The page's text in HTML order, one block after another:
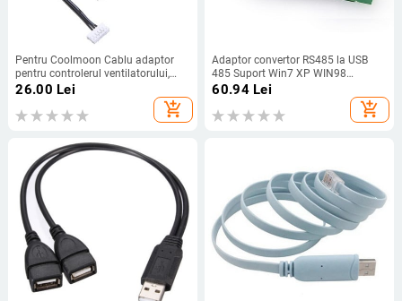
Pentru Coolmoon Cablu adaptor
pentru controlerul ventilatorului,
mic 4Pin/6Pin la 5V ARGB 3Pin
Adaptor pentru controler
26.00 Lei
add_shopping_cart
Adaptor convertor RS485 la USB
485 Suport Win7 XP WIN98
WIN2000 WINXP WIN7 WIN10
60.94Lei
add_shopping_cart